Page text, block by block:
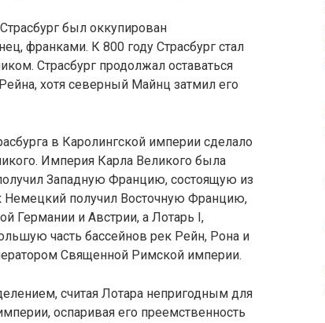
был оккупирован
франками. К 800 году Страсбург стал
Страсбург продолжал оставаться
хотя северный Майнц затмил его
в Каролингской империи сделало
Империя Карла Великого была
Западную Францию, состоящую из
получил Восточную Францию,
Германии и Австрии, а Лотарь I,
часть бассейнов рек Рейн, Рона и
Священной Римской империи.
считая Лотара непригодным для
оспаривая его преемственность